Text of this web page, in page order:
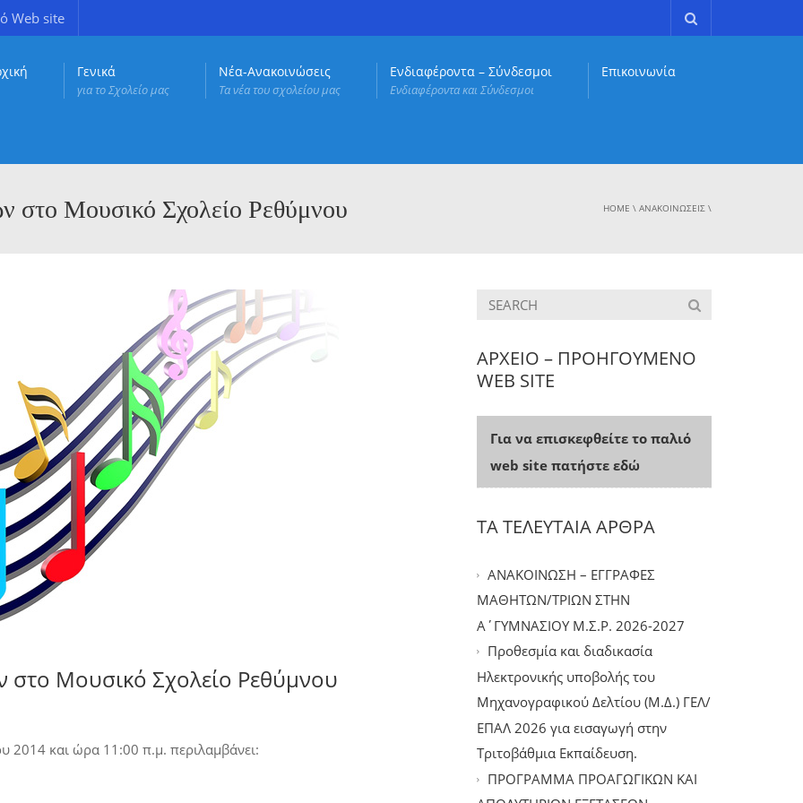
Web site
Γενικά
για το Σχολείο μας
Νέα-Ανακοινώσεις
Τα νέα του σχολείου μας
Ενδιαφέροντα – Σύνδεσμοι
Ενδιαφέροντα και Σύνδεσμοι
Επικοινωνία
στο Μουσικό Σχολείο Ρεθύμνου HOME \ ΑΝΑΚΟΙΝΏΣΕΙΣ \
στο Μουσικό Σχολείο Ρεθύμνου
2014 και ώρα 11:00 π.μ. περιλαμβάνει:
ΑΡΧΕΙΟ – ΠΡΟΗΓΟΥΜΕΝΟ
WEB SITE
Για να επισκεφθείτε το παλιό
web site πατήστε εδώ
ΤΑ ΤΕΛΕΥΤΑΙΑ ΑΡΘΡΑ
ΑΝΑΚΟΙΝΩΣΗ – ΕΓΓΡΑΦΕΣ
ΜΑΘΗΤΩΝ/ΤΡΙΩΝ ΣΤΗΝ
Α΄ΓΥΜΝΑΣΙΟΥ Μ.Σ.Ρ. 2026-2027
Προθεσμία και διαδικασία
Ηλεκτρονικής υποβολής του
Μηχανογραφικού Δελτίου (Μ.Δ.) ΓΕΛ/
ΕΠΑΛ 2026 για εισαγωγή στην
Τριτοβάθμια Εκπαίδευση.
ΠΡΟΓΡΑΜΜΑ ΠΡΟΑΓΩΓΙΚΩΝ ΚΑΙ